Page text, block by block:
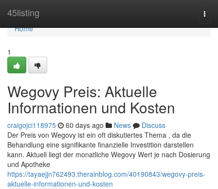
45listing
Home
Home
1
Wegovy Preis: Aktuelle
Informationen und Kosten
craigojci118975 60 days ago News
Discuss
Der Preis von Wegovy ist ein oft diskutiertes Thema , da die
Behandlung eine signifikante finanzielle Investition darstellen
kann. Aktuell liegt der monatliche Wegovy Wert je nach Dosierung
und Apotheke
https://tayaejjn762493.therainblog.com/40190843/wegovy-preis-
aktuelle-informationen-und-kosten